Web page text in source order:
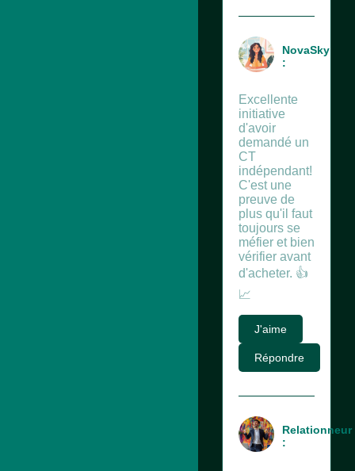
NovaSky
:
Excellente
initiative
d'avoir
demandé un
CT
indépendant!
C'est une
preuve de
plus qu'il faut
toujours se
méfier et bien
vérifier avant
d'acheter. 👍
📈
J'aime
Répondre
Relationneur
: